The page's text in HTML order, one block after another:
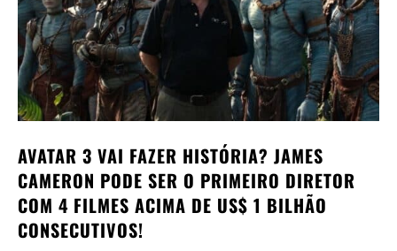
AVATAR 3 VAI FAZER HISTÓRIA? JAMES
CAMERON PODE SER O PRIMEIRO DIRETOR
COM 4 FILMES ACIMA DE US$ 1 BILHÃO
CONSECUTIVOS!